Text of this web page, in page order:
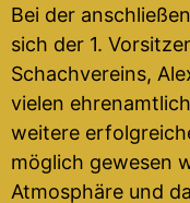
Bei der
sich der 1.
Schachvereins,
vielen
weitere
möglich gewesen
Atmosphäre und